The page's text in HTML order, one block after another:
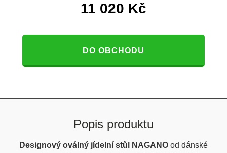
11 020 Kč
DO OBCHODU
Popis produktu
Designový oválný jídelní stůl NAGANO od dánské